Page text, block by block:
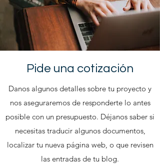
Pide una cotización
Danos algunos detalles sobre tu proyecto y
nos aseguraremos de responderte lo antes
posible con un presupuesto. Déjanos saber si
necesitas traducir algunos documentos,
localizar tu nueva página web, o que revisen
las entradas de tu blog.